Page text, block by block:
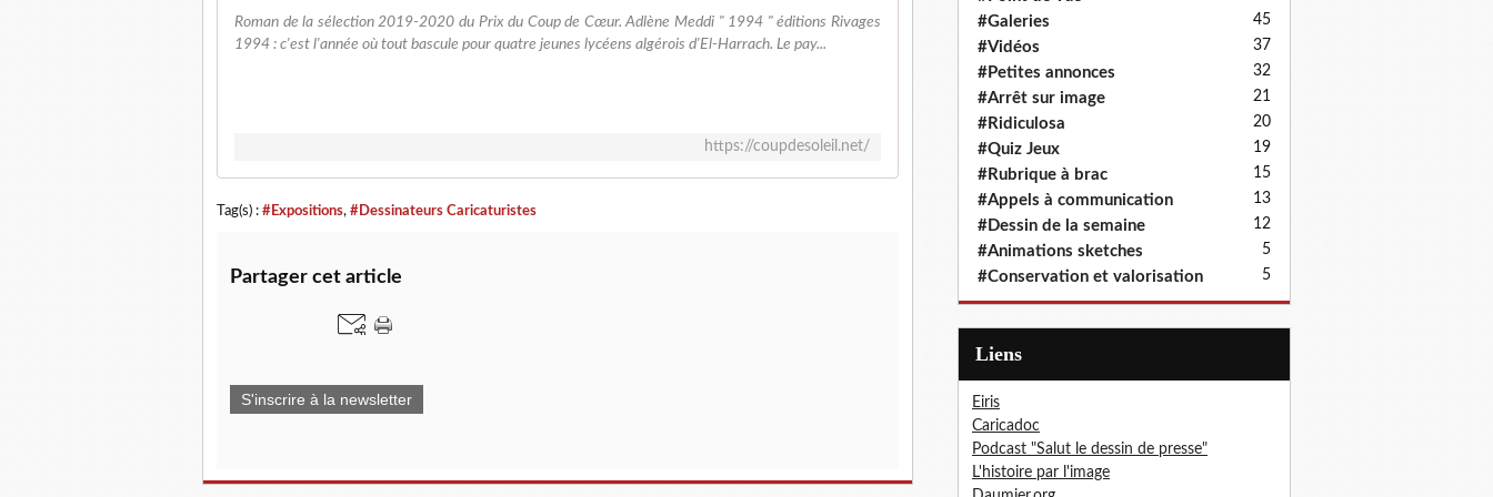
Roman de la sélection 2019-2020 du Prix du Coup de Cœur. Adlène Meddi " 1994 " éditions Rivages
1994 : c'est l'année où tout bascule pour quatre jeunes lycéens algérois d'El-Harrach. Le pay...
https://coupdesoleil.net/
Tag(s) : #Expositions, #Dessinateurs Caricaturistes
Partager cet article
S'inscrire à la newsletter
#Galeries 45
#Vidéos 37
#Petites annonces 32
#Arrêt sur image 21
#Ridiculosa 20
#Quiz Jeux 19
#Rubrique à brac 15
#Appels à communication 13
#Dessin de la semaine 12
#Animations sketches 5
#Conservation et valorisation 5
Liens
Eiris
Caricadoc
Podcast "Salut le dessin de presse"
L'histoire par l'image